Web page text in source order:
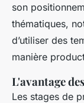
son
thématiques,
d’utiliser des
manière
L'avantage
Les stages de